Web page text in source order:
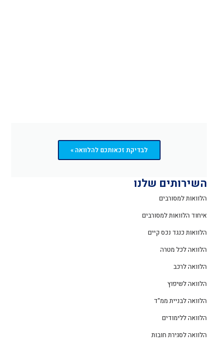
לבדיקת זכאותכם להלוואה »
השירותים שלנו
הלוואות למסורבים
איחוד הלוואות למסורבים
הלוואות כנגד נכס קיים
הלוואה לכל מטרה
הלוואה לרכב
הלוואה לשיפוץ
הלוואה לבניית ממ"ד
הלוואה ללימודים
הלוואה לסגירת חובות